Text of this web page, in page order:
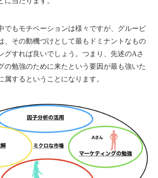
もモチベーションは様々ですが、グルーピ
、その動機づけとして最もドミナントなもの
グすれば良いでしょう。つまり、先述のAさ
の勉強のために来たという要因が最も強いた
属するということになります。